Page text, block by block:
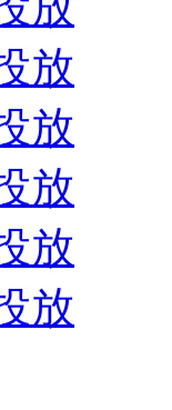
放
放
放
放
放